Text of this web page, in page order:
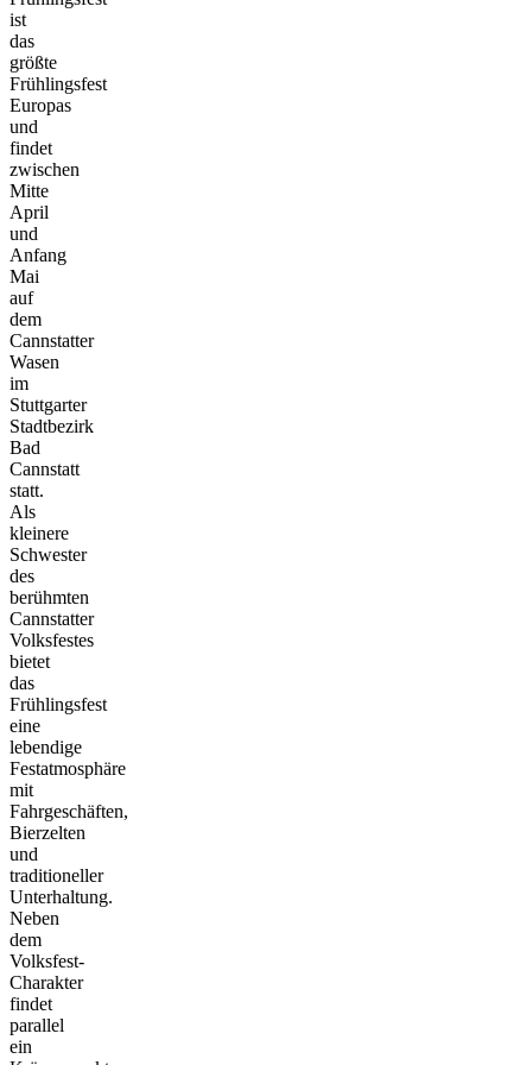
ist
das
größte
Frühlingsfest
Europas
und
findet
zwischen
Mitte
April
und
Anfang
Mai
auf
dem
Cannstatter
Wasen
im
Stuttgarter
Stadtbezirk
Bad
Cannstatt
statt.
Als
kleinere
Schwester
des
berühmten
Cannstatter
Volksfestes
bietet
das
Frühlingsfest
eine
lebendige
Festatmosphäre
mit
Fahrgeschäften,
Bierzelten
und
traditioneller
Unterhaltung.
Neben
dem
Volksfest-
Charakter
findet
parallel
ein